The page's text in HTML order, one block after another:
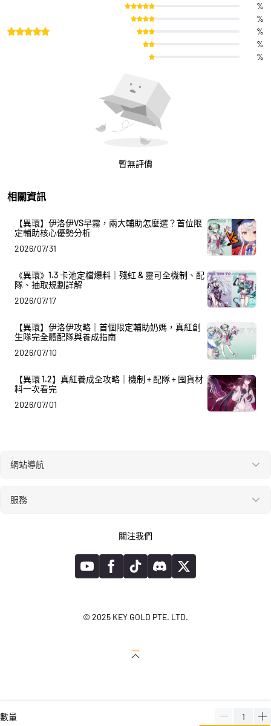
%
%
%
%
%
暫無評價
相關資訊
【異環】伊洛伊VS早霧，兩大輔助怎麼選？首位限
定輔助核心優勢分析
2026/07/31
《異環》1.3 卡池定檔爆料｜殘虹 & 靈可全機制、配
隊、抽取規劃詳解
2026/07/17
【異環】伊洛伊攻略｜首個限定輔助奶媽，真紅創
生隊完全體配隊與養成指南
2026/07/10
【異環 1.2】真紅養成全攻略｜機制 + 配隊 + 囤貨材
料一次看完
2026/07/01
網站導航
服務
關注我們
© 2025 KEY GOLD PTE. LTD.
數量